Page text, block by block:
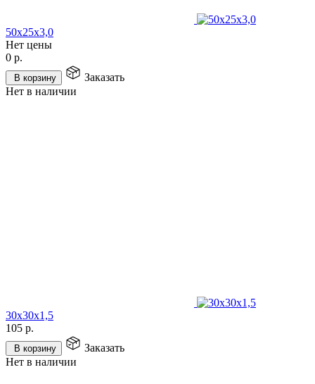
50х25х3,0
Нет цены
0 р.
В корзину
Заказать
Нет в наличии
30х30х1,5
105 р.
В корзину
Заказать
Нет в наличии